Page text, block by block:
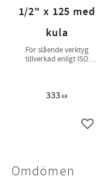
Omdömen
1/2" x 125 med
kula
För slående verktyg
tillverkad enligt ISO
333 KR
Lägg